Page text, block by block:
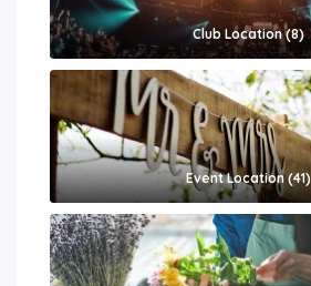
Club Location (8)
Event Location (41)